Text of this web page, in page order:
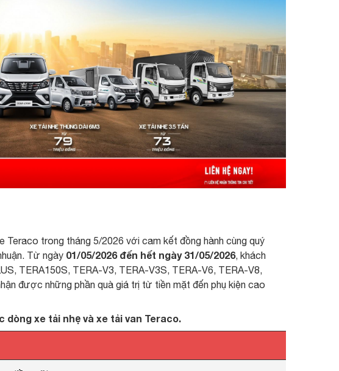
trong tháng 5/2026 với cam kết đồng hành cùng quý
Từ ngày 01/05/2026 đến hết ngày 31/05/2026, khách
TERA150S, TERA-V3, TERA-V3S, TERA-V6, TERA-V8,
được những phần quà giá trị từ tiền mặt đến phụ kiện cao
xe tải nhẹ và xe tải van Teraco.